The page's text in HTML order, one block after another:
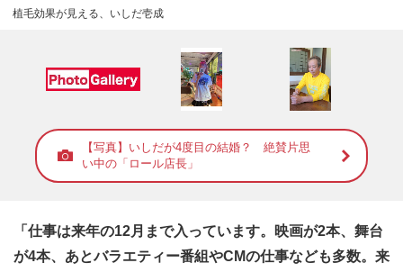
植毛効果が見える、いしだ壱成
【写真】いしだが4度目の結婚？ 絶賛片思
い中の「ロール店長」
「仕事は来年の12月まで入っています。映画が2本、舞台
が4本、あとバラエティー番組やCMの仕事なども多数。来